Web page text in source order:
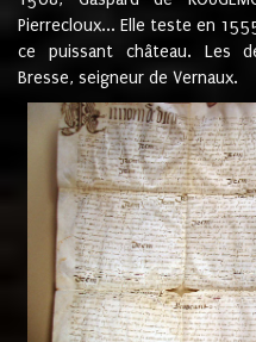
Pierrecloux... Elle teste en
ce puissant château. Les
Bresse, seigneur de Vernaux.